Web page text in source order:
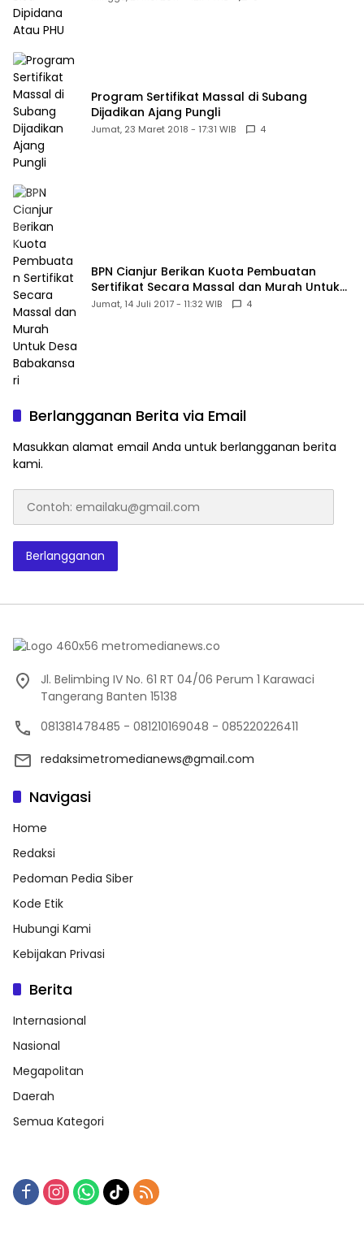
Program Sertifikat Massal di Subang
Dijadikan Ajang Pungli
Jumat, 23 Maret 2018 - 17:31 WIB 4
BPN Cianjur Berikan Kuota Pembuatan
Sertifikat Secara Massal dan Murah Untuk
Desa Babakansari
Jumat, 14 Juli 2017 - 11:32 WIB 4
Berlangganan Berita via Email
Masukkan alamat email Anda untuk berlangganan berita
kami.
emailaku@gmail.com
Berlangganan
Jl. Belimbing IV No. 61 RT 04/06 Perum 1 Karawaci
Tangerang Banten 15138
081381478485 - 081210169048 - 085220226411
redaksimetromedianews@gmail.com
Navigasi
Home
Redaksi
Pedoman Pedia Siber
Kode Etik
Hubungi Kami
Kebijakan Privasi
Berita
Internasional
Nasional
Megapolitan
Daerah
Semua Kategori